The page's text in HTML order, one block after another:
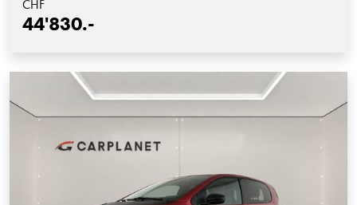
CHF
44'830.-